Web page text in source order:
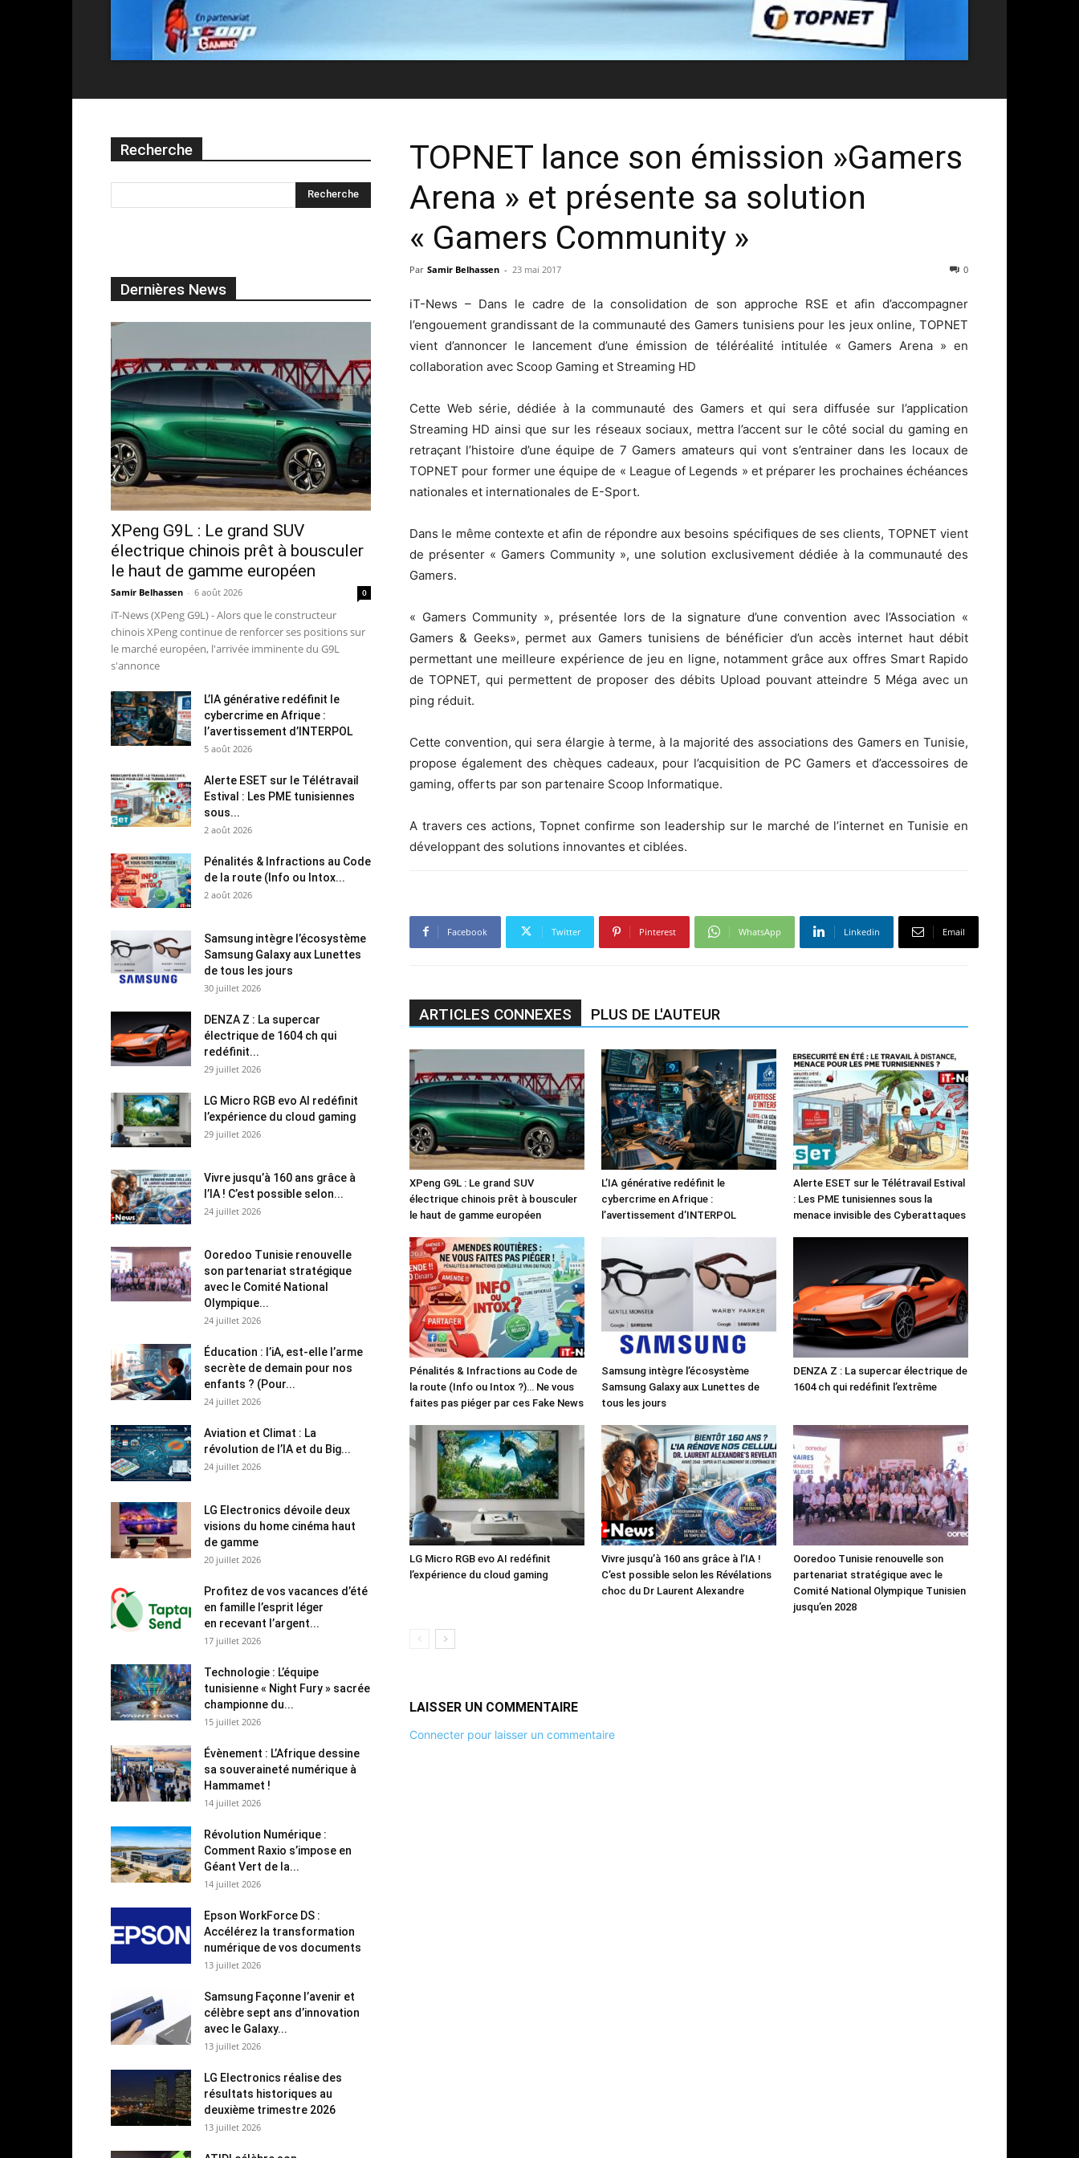
TOPNET lance son émission »Gamers
Arena » et présente sa solution
« Gamers Community »
Par Samir Belhassen - 23 mai 2017 0
iT-News – Dans le cadre de la consolidation de son approche RSE et afin d’accompagner
l’engouement grandissant de la communauté des Gamers tunisiens pour les jeux online, TOPNET
vient d’annoncer le lancement d’une émission de téléréalité intitulée « Gamers Arena » en
collaboration avec Scoop Gaming et Streaming HD
Cette Web série, dédiée à la communauté des Gamers et qui sera diffusée sur l’application
Streaming HD ainsi que sur les réseaux sociaux, mettra l’accent sur le côté social du gaming en
retraçant l’histoire d’une équipe de 7 Gamers amateurs qui vont s’entrainer dans les locaux de
TOPNET pour former une équipe de « League of Legends » et préparer les prochaines échéances
nationales et internationales de E-Sport.
Dans le même contexte et afin de répondre aux besoins spécifiques de ses clients, TOPNET vient
de présenter « Gamers Community », une solution exclusivement dédiée à la communauté des
Gamers.
« Gamers Community », présentée lors de la signature d’une convention avec l’Association «
Gamers & Geeks», permet aux Gamers tunisiens de bénéficier d’un accès internet haut débit
permettant une meilleure expérience de jeu en ligne, notamment grâce aux offres Smart Rapido
de TOPNET, qui permettent de proposer des débits Upload pouvant atteindre 5 Méga avec un
ping réduit.
Cette convention, qui sera élargie à terme, à la majorité des associations des Gamers en Tunisie,
propose également des chèques cadeaux, pour l’acquisition de PC Gamers et d’accessoires de
gaming, offerts par son partenaire Scoop Informatique.
A travers ces actions, Topnet confirme son leadership sur le marché de l’internet en Tunisie en
développant des solutions innovantes et ciblées.
Facebook Twitter Pinterest WhatsApp Linkedin Email
ARTICLES CONNEXES PLUS DE L'AUTEUR
XPeng G9L : Le grand SUV
électrique chinois prêt à bousculer
le haut de gamme européen
L’IA générative redéfinit le
cybercrime en Afrique :
l’avertissement d’INTERPOL
Alerte ESET sur le Télétravail Estival
: Les PME tunisiennes sous la
menace invisible des Cyberattaques
Pénalités & Infractions au Code de
la route (Info ou Intox ?)… Ne vous
faites pas piéger par ces Fake News
Samsung intègre l’écosystème
Samsung Galaxy aux Lunettes de
tous les jours
DENZA Z : La supercar électrique de
1604 ch qui redéfinit l’extrême
LG Micro RGB evo AI redéfinit
l’expérience du cloud gaming
Vivre jusqu’à 160 ans grâce à l’IA !
C’est possible selon les Révélations
choc du Dr Laurent Alexandre
Ooredoo Tunisie renouvelle son
partenariat stratégique avec le
Comité National Olympique Tunisien
jusqu’en 2028
LAISSER UN COMMENTAIRE
Connecter pour laisser un commentaire
Recherche
Dernières News
XPeng G9L : Le grand SUV
électrique chinois prêt à bousculer
le haut de gamme européen
Samir Belhassen - 6 août 2026 0
iT-News (XPeng G9L) - Alors que le constructeur
chinois XPeng continue de renforcer ses positions sur
le marché européen, l'arrivée imminente du G9L
s'annonce
L’IA générative redéfinit le
cybercrime en Afrique :
l’avertissement d’INTERPOL
5 août 2026
Alerte ESET sur le Télétravail
Estival : Les PME tunisiennes
sous...
2 août 2026
Pénalités & Infractions au Code
de la route (Info ou Intox...
2 août 2026
Samsung intègre l’écosystème
Samsung Galaxy aux Lunettes
de tous les jours
30 juillet 2026
DENZA Z : La supercar
électrique de 1604 ch qui
redéfinit...
29 juillet 2026
LG Micro RGB evo AI redéfinit
l’expérience du cloud gaming
29 juillet 2026
Vivre jusqu’à 160 ans grâce à
l’IA ! C’est possible selon...
24 juillet 2026
Ooredoo Tunisie renouvelle
son partenariat stratégique
avec le Comité National
Olympique...
24 juillet 2026
Éducation : l’iA, est-elle l’arme
secrète de demain pour nos
enfants ? (Pour...
24 juillet 2026
Aviation et Climat : La
révolution de l’IA et du Big...
24 juillet 2026
LG Electronics dévoile deux
visions du home cinéma haut
de gamme
20 juillet 2026
Profitez de vos vacances d’été
en famille l’esprit léger
en recevant l’argent...
17 juillet 2026
Technologie : L’équipe
tunisienne « Night Fury » sacrée
championne du...
15 juillet 2026
Évènement : L’Afrique dessine
sa souveraineté numérique à
Hammamet !
14 juillet 2026
Révolution Numérique :
Comment Raxio s’impose en
Géant Vert de la...
14 juillet 2026
Epson WorkForce DS :
Accélérez la transformation
numérique de vos documents
13 juillet 2026
Samsung Façonne l’avenir et
célèbre sept ans d’innovation
avec le Galaxy...
13 juillet 2026
LG Electronics réalise des
résultats historiques au
deuxième trimestre 2026
13 juillet 2026